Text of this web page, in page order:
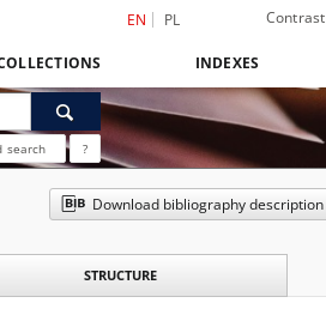
EN PL Contrast
INDEXES
search ?
Download bibliography description
STRUCTURE